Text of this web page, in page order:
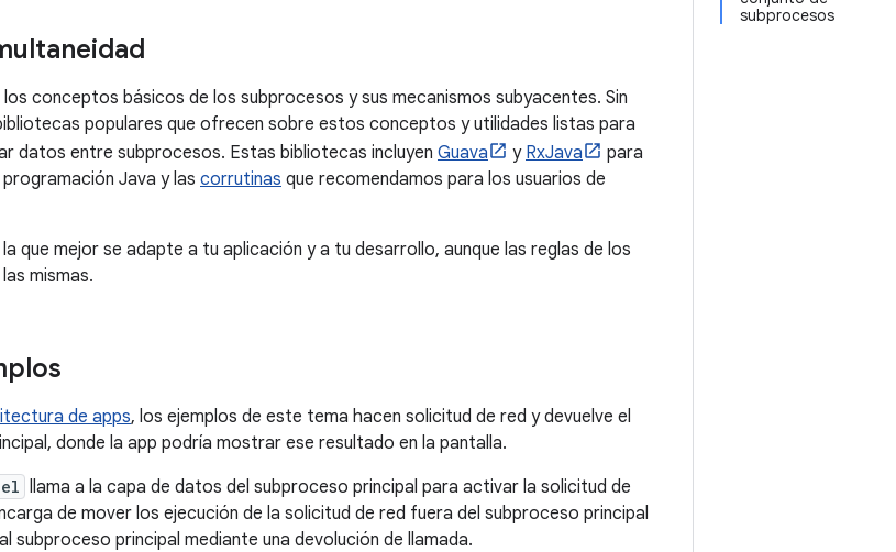
subprocesos
conceptos básicos de los subprocesos y sus mecanismos subyacentes. Sin
populares que ofrecen sobre estos conceptos y utilidades listas para
datos entre subprocesos. Estas bibliotecas incluyen Guava y RxJava
para
Java y las corrutinas que recomendamos para los usuarios de
que mejor se adapte a tu aplicación y a tu desarrollo, aunque las reglas de los
mismas.
de apps, los ejemplos de este tema hacen solicitud de red y devuelve el
donde la app podría mostrar ese resultado en la pantalla.
llama a la capa de datos del subproceso principal para activar la solicitud de
de mover los ejecución de la solicitud de red fuera del subproceso principal
subproceso principal mediante una devolución de llamada.